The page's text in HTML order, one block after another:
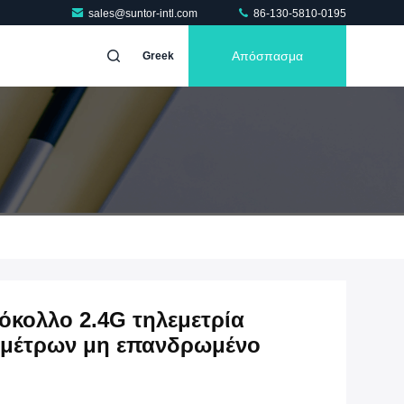
sales@suntor-intl.com 86-130-5810-0195
Greek Απόσπασμα
2.4G τηλεμετρία
μη επανδρωμένο